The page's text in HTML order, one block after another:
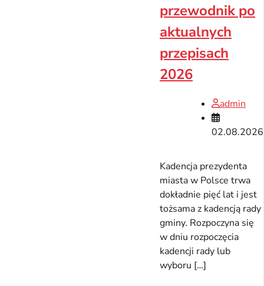
przewodnik po
aktualnych
przepisach
2026
admin
02.08.2026
Kadencja prezydenta
miasta w Polsce trwa
dokładnie pięć lat i jest
tożsama z kadencją rady
gminy. Rozpoczyna się
w dniu rozpoczęcia
kadencji rady lub
wyboru […]